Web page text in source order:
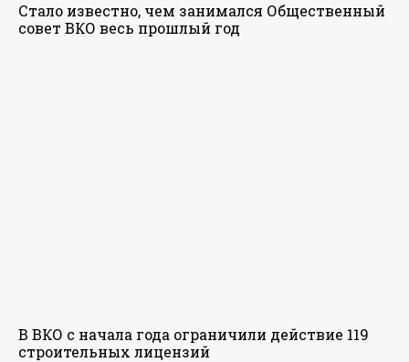
Стало известно, чем занимался Общественный
совет ВКО весь прошлый год
В ВКО с начала года ограничили действие 119
строительных лицензий